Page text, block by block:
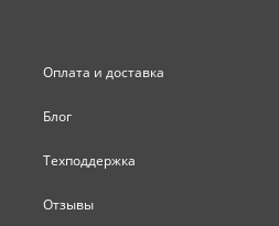
Оплата и доставка
Блог
Техподдержка
Отзывы